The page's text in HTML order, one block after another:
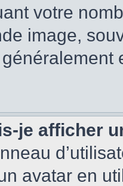
votre
image,
je afficher
avatar en